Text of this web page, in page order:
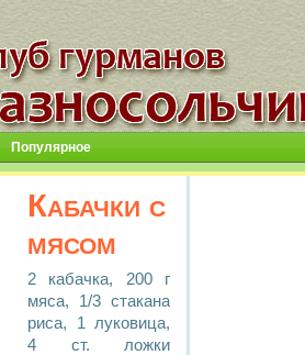
Популярное
Кабачки с
мясом
2 кабачка, 200 г
мяса, 1/3 стакана
риса, 1 луковица,
4 ст. ложки